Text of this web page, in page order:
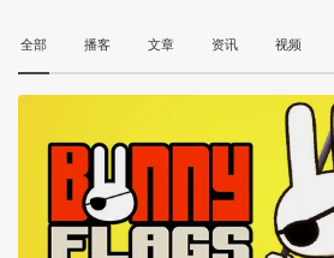
全部 播客 文章 资讯 视频